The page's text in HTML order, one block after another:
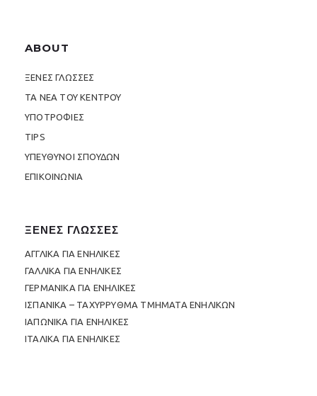
ABOUT
ΞΕΝΕΣ ΓΛΩΣΣΕΣ
ΤΑ ΝΕΑ ΤΟΥ ΚΕΝΤΡΟΥ
ΥΠΟΤΡΟΦΙΕΣ
TIPS
ΥΠΕΥΘΥΝΟΙ ΣΠΟΥΔΩΝ
ΕΠΙΚΟΙΝΩΝΙΑ
ΞΕΝΕΣ ΓΛΩΣΣΕΣ
ΑΓΓΛΙΚΑ ΓΙΑ ΕΝΗΛΙΚΕΣ
ΓΑΛΛΙΚΑ ΓΙΑ ΕΝΗΛΙΚΕΣ
ΓΕΡΜΑΝΙΚΑ ΓΙΑ ΕΝΗΛΙΚΕΣ
ΙΣΠΑΝΙΚΑ – ΤΑΧΥΡΡΥΘΜΑ ΤΜΗΜΑΤΑ ΕΝΗΛΙΚΩΝ
ΙΑΠΩΝΙΚΑ ΓΙΑ ΕΝΗΛΙΚΕΣ
ΙΤΑΛΙΚΑ ΓΙΑ ΕΝΗΛΙΚΕΣ